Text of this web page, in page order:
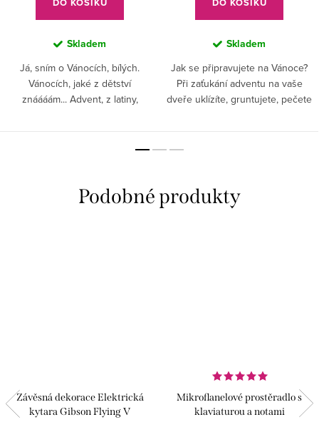
Skladem
Já, sním o Vánocích, bílých.
Vánocích, jaké z dětství
znáááám... Advent, z latiny,
radostnou událost. Přivítejte na...
Skladem
Jak se připravujete na Vánoce?
Při zaťukání adventu na vaše
dveře uklízíte, gruntujete, pečete
Závěsná dekorace Elektrická
kytara Gibson Flying V
Mikroflanelové prostěradlo s
klaviaturou a notami